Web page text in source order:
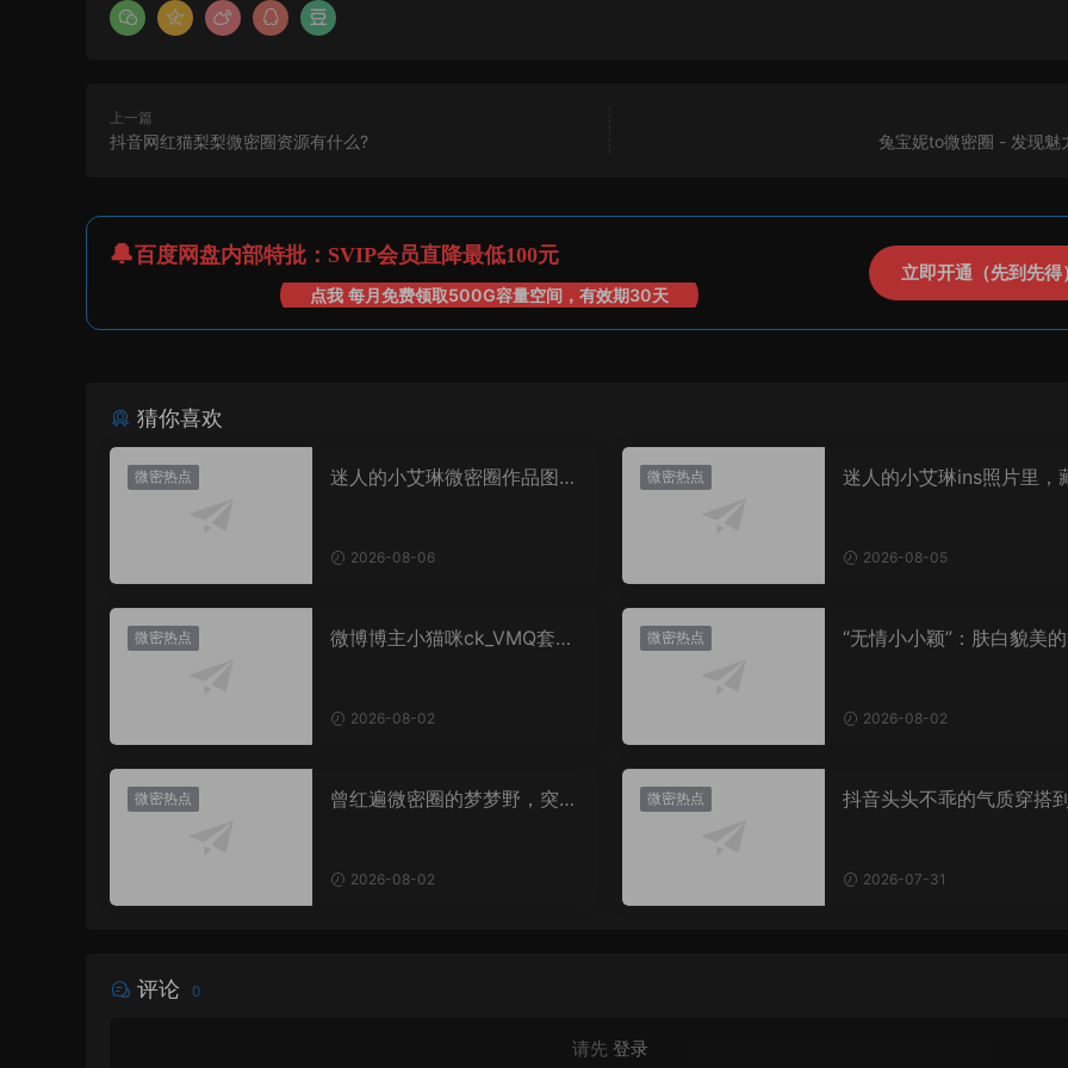
上一篇
抖音网红猫梨梨微密圈资源有什么? 兔宝妮to微密圈 - 发现魅
百度网盘内部特批：SVIP会员直降最低100元
点我 每月免费领取500G容量空间，有效期30天
立即开通（先到先得）
猜你喜欢
微密热点
迷人的小艾琳微密圈作品图
2026-08-06
微密热点
迷人的小艾琳ins照片里，
2026-08-05
微密热点
微博博主小猫咪ck_VMQ套
2026-08-02
微密热点
“无情小小颖”：肤白貌美的
2026-08-02
微密热点
曾红遍微密圈的梦梦野，突然
2026-08-02
微密热点
抖音头头不乖的气质穿搭
2026-07-31
评论 0
请先 登录